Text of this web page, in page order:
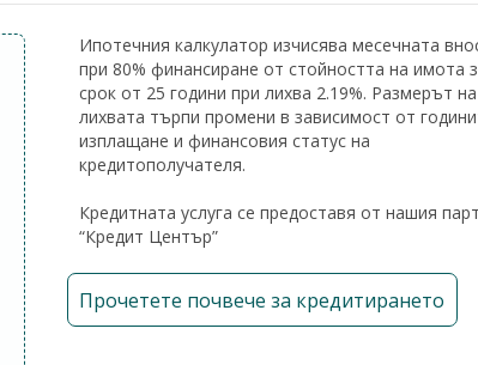
Ипотечния калкулатор изчисява месечната
при 80% финансиране от стойността на имота
срок от 25 години при лихва 2.19%. Размерът на
лихвата търпи промени в зависимост от
изплащане и финансовия статус на
кредитополучателя.
Кредитната услуга се предоставя от нашия
“Кредит Център”
Прочетете почвече за кредитирането